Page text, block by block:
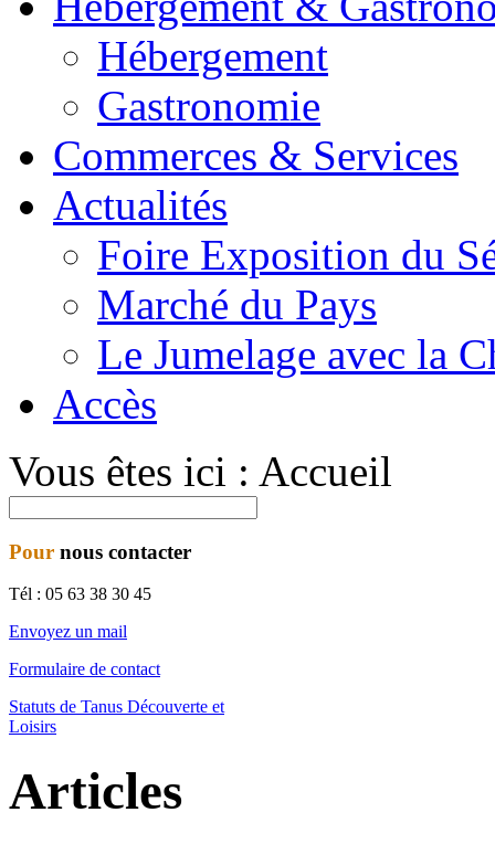
Hébergement
Gastronomie
Commerces & Services
Actualités
Foire Exposition du
Marché du Pays
Le Jumelage avec la
Accès
Vous êtes ici : Accueil
Pour nous contacter
Tél : 05 63 38 30 45
Envoyez un mail
Formulaire de contact
Statuts de Tanus Découverte et
Loisirs
Articles